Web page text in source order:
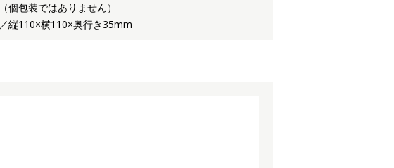
個包装ではありません）
縦110×横110×奥行き35mm